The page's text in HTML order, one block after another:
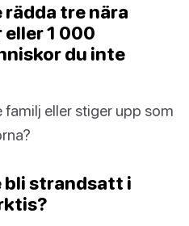
rädda tre nära
1 000
du inte
familj eller stiger upp som
bli strandsatt i